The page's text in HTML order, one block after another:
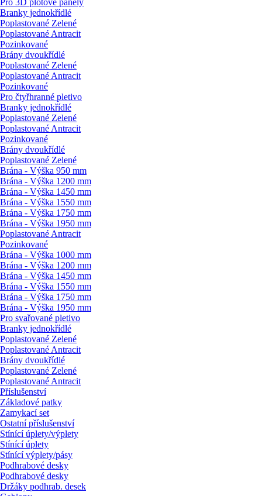
Pro 3D plotové panely
Branky jednokřídlé
Poplastované Zelené
Poplastované Antracit
Pozinkované
Brány dvoukřídlé
Poplastované Zelené
Poplastované Antracit
Pozinkované
Pro čtyřhranné pletivo
Branky jednokřídlé
Poplastované Zelené
Poplastované Antracit
Pozinkované
Brány dvoukřídlé
Poplastované Zelené
Brána - Výška 950 mm
Brána - Výška 1200 mm
Brána - Výška 1450 mm
Brána - Výška 1550 mm
Brána - Výška 1750 mm
Brána - Výška 1950 mm
Poplastované Antracit
Pozinkované
Brána - Výška 1000 mm
Brána - Výška 1200 mm
Brána - Výška 1450 mm
Brána - Výška 1550 mm
Brána - Výška 1750 mm
Brána - Výška 1950 mm
Pro svařované pletivo
Branky jednokřídlé
Poplastované Zelené
Poplastované Antracit
Brány dvoukřídlé
Poplastované Zelené
Poplastované Antracit
Příslušenství
Základové patky
Zamykací set
Ostatní příslušenství
Stínící úplety/výplety
Stínící úplety
Stínící výplety/pásy
Podhrabové desky
Podhrabové desky
Držáky podhrab. desek